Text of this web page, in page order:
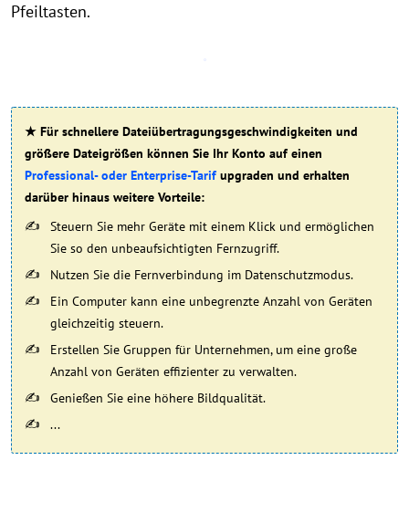
Pfeiltasten.
★ Für schnellere Dateiübertragungsgeschwindigkeiten und
größere Dateigrößen können Sie Ihr Konto auf einen
Professional- oder Enterprise-Tarif upgraden und erhalten
darüber hinaus weitere Vorteile:
Steuern Sie mehr Geräte mit einem Klick und ermöglichen
Sie so den unbeaufsichtigten Fernzugriff.
Nutzen Sie die Fernverbindung im Datenschutzmodus.
Ein Computer kann eine unbegrenzte Anzahl von Geräten
gleichzeitig steuern.
Erstellen Sie Gruppen für Unternehmen, um eine große
Anzahl von Geräten effizienter zu verwalten.
Genießen Sie eine höhere Bildqualität.
... ​​​